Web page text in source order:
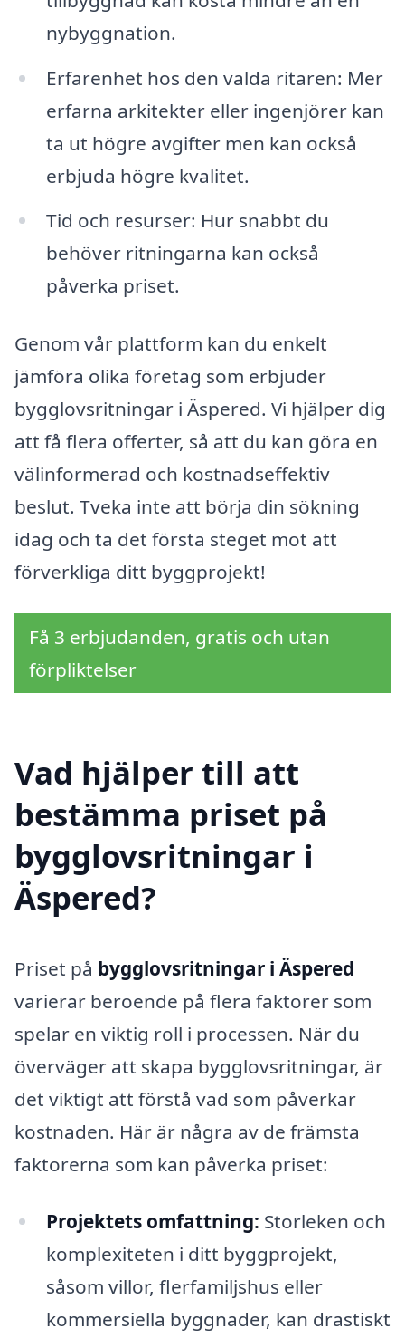
nybyggnation.
Erfarenhet hos den valda ritaren: Mer
erfarna arkitekter eller ingenjörer kan
ta ut högre avgifter men kan också
erbjuda högre kvalitet.
Tid och resurser: Hur snabbt du
behöver ritningarna kan också
påverka priset.
Genom vår plattform kan du enkelt
jämföra olika företag som erbjuder
bygglovsritningar i Äspered. Vi hjälper dig
att få flera offerter, så att du kan göra en
välinformerad och kostnadseffektiv
beslut. Tveka inte att börja din sökning
idag och ta det första steget mot att
förverkliga ditt byggprojekt!
Få 3 erbjudanden, gratis och utan
förpliktelser
Vad hjälper till att
bestämma priset på
bygglovsritningar i
Äspered?
Priset på bygglovsritningar i Äspered
varierar beroende på flera faktorer som
spelar en viktig roll i processen. När du
överväger att skapa bygglovsritningar, är
det viktigt att förstå vad som påverkar
kostnaden. Här är några av de främsta
faktorerna som kan påverka priset:
Projektets omfattning: Storleken och
komplexiteten i ditt byggprojekt,
såsom villor, flerfamiljshus eller
kommersiella byggnader, kan drastiskt